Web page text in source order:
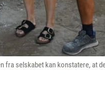
fra selskabet kan konstatere, at